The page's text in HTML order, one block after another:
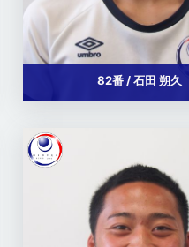
82番 / 石田 朔久